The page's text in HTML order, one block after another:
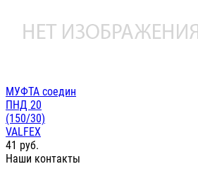
МУФТА соедин
ПНД 20
(150/30)
VALFEX
41 руб.
Наши контакты